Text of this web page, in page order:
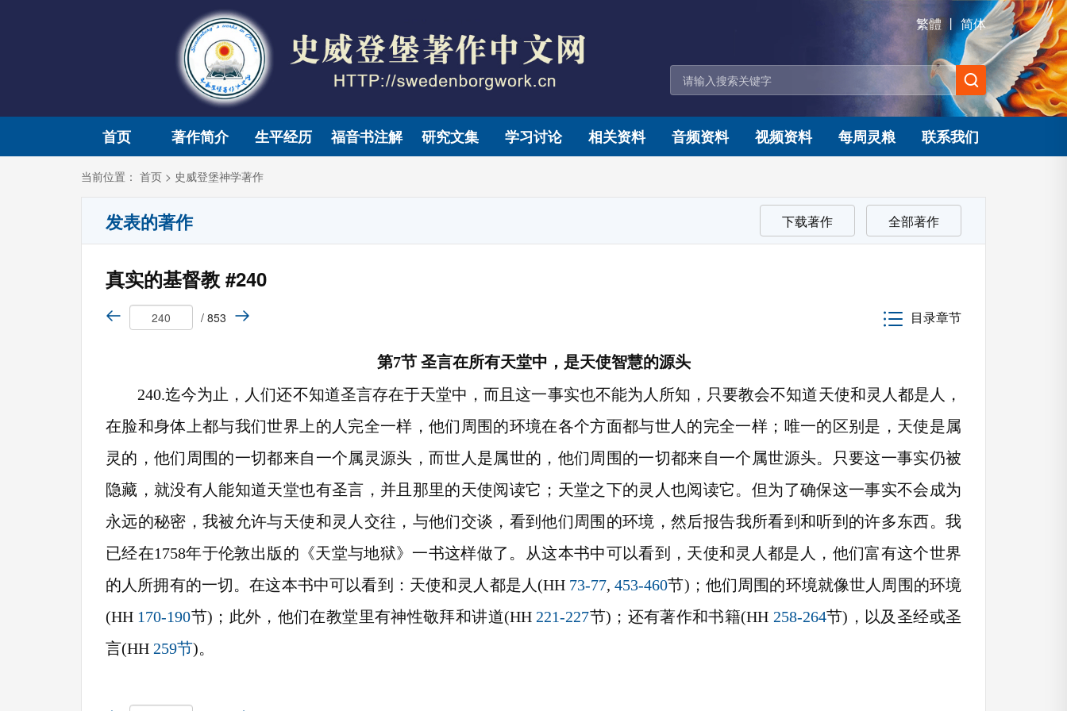
繁體 丨 简体
首页 著作简介 生平经历 福音书注解 研究文集 学习讨论 相关资料 音频资料 视频资料 每周灵粮 联系我们
当前位置： 首页 > 史威登堡神学著作
发表的著作 下载著作 全部著作
真实的基督教 #240
/ 853 目录章节
第7节 圣言在所有天堂中，是天使智慧的源头
240.迄今为止，人们还不知道圣言存在于天堂中，而且这一事实也不能为人所知，只要教会不知道天使和灵人都是人，
在脸和身体上都与我们世界上的人完全一样，他们周围的环境在各个方面都与世人的完全一样；唯一的区别是，天使是属
灵的，他们周围的一切都来自一个属灵源头，而世人是属世的，他们周围的一切都来自一个属世源头。只要这一事实仍被
隐藏，就没有人能知道天堂也有圣言，并且那里的天使阅读它；天堂之下的灵人也阅读它。但为了确保这一事实不会成为
永远的秘密，我被允许与天使和灵人交往，与他们交谈，看到他们周围的环境，然后报告我所看到和听到的许多东西。我
已经在1758年于伦敦出版的《天堂与地狱》一书这样做了。从这本书中可以看到，天使和灵人都是人，他们富有这个世界
的人所拥有的一切。在这本书中可以看到：天使和灵人都是人(HH 73-77,453-460节)；他们周围的环境就像世人周围的环境
(HH 170-190节)；此外，他们在教堂里有神性敬拜和讲道(HH 221-227节)；还有著作和书籍(HH 258-264节)，以及圣经或圣
言(HH 259节)。